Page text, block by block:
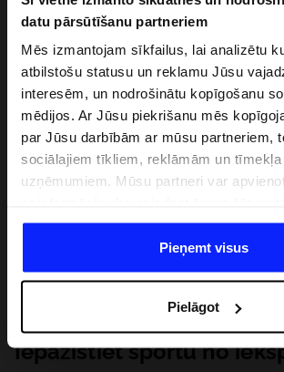
datu pārsūtīšanu partneriem
Mēs izmantojam sīkfailus, lai analizētu
atbilstošu statusu un reklamu Jūsu
interesēm, un nodrošinātu kopīgošanu
mēdijos. Ar Jūsu piekrišanu mēs
par Jūsu darbībām ar mūsu partneriem,
sociālajiem tīkliem, reklāmām un tīmekļa
uzņēmumiem. Mūsu partneri var
datiem, ko viņi iegūst, izmantojot viņu
Jūsu atļauju, mēs varam pārsūtīt Jūsu
saviem partneriem, lai uzlabotu veidu,
saturu un uzlabotu mūsu partneru
( piem. socialos tīklus). Detalizētu
mūsu Privātuma politikā un sadaļā
Pieņemt visus
Pielāgot
Iepazīstiet sportu no